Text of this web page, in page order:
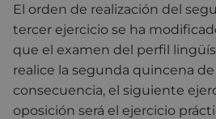
El orden de realización del
tercer ejercicio se ha
que el examen del perfil
realice la segunda quincena
consecuencia, el siguiente
oposición será el ejercicio